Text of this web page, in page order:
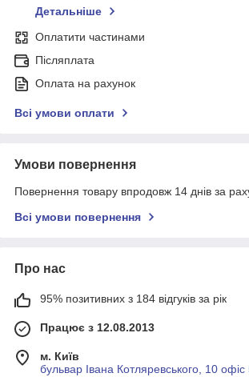
Детальніше
Оплатити частинами
Післяплата
Оплата на рахунок
Всі умови оплати
Умови повернення
Повернення товару впродовж 14 днів за
Всі умови повернення
Про нас
95% позитивних з 184 відгуків за рік
Працює з 12.08.2013
м. Київ
бульвар Івана Котляревського, 10 офіс